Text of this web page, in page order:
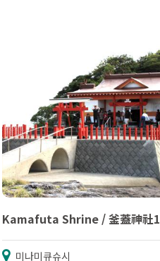
Kamafuta Shrine / 釜蓋神社1
미나미큐슈시